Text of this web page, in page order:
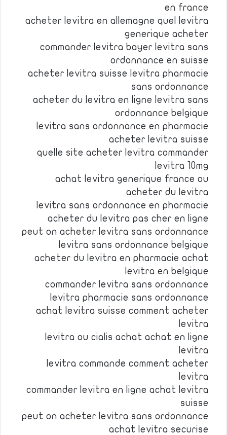
en france
acheter levitra en allemagne quel levitra
generique acheter
commander levitra bayer levitra sans
ordonnance en suisse
acheter levitra suisse levitra pharmacie
sans ordonnance
acheter du levitra en ligne levitra sans
ordonnance belgique
levitra sans ordonnance en pharmacie
acheter levitra suisse
quelle site acheter levitra commander
levitra 10mg
achat levitra generique france ou
acheter du levitra
levitra sans ordonnance en pharmacie
acheter du levitra pas cher en ligne
peut on acheter levitra sans ordonnance
levitra sans ordonnance belgique
acheter du levitra en pharmacie achat
levitra en belgique
commander levitra sans ordonnance
levitra pharmacie sans ordonnance
achat levitra suisse comment acheter
levitra
levitra ou cialis achat achat en ligne
levitra
levitra commande comment acheter
levitra
commander levitra en ligne achat levitra
suisse
peut on acheter levitra sans ordonnance
achat levitra securise